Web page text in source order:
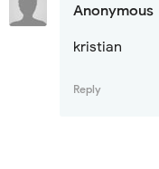
Anonymous
kristian
Reply